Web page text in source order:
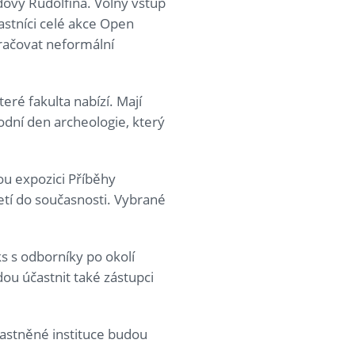
celé akce Open
neformální
fakulta nabízí. Mají
den archeologie, který
expozici Příběhy
do současnosti. Vybrané
s odborníky po okolí
účastnit také zástupci
instituce budou